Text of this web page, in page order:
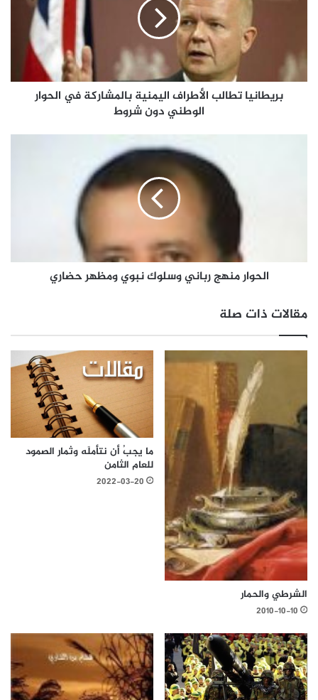
بريطانيا تطالب الأطراف اليمنية بالمشاركة في الحوار
الوطني دون شروط
الحوار منهج رباني وسلوك نبوي ومظهر حضاري
مقالات ذات صلة
الشرطي والحمار
2010-10-10
ما يجبُ أن نتأملَه وثمار الصمود
للعام الثامن
2022-03-20